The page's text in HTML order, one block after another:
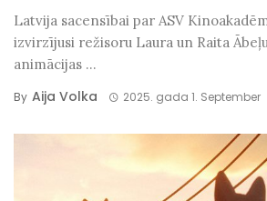
Latvija sacensībai par ASV
izvirzījusi režisoru Laura un Raita
animācijas ...
By Aija Volka 2025. gada 1. September